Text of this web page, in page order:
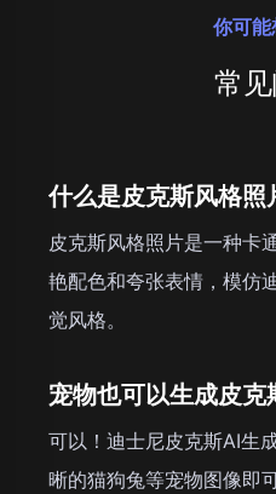
你可
常
什么是皮克斯风格照
皮克斯风格照片是一种卡
艳配色和夸张表情，模仿
觉风格。
宠物也可以生成皮克
可以！迪士尼皮克斯AI生
晰的猫狗兔等宠物图像即